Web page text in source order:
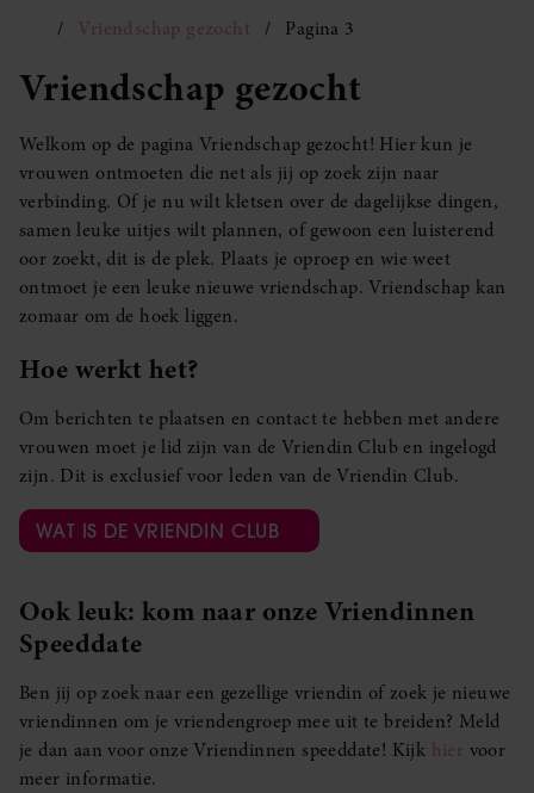
Vriendschap gezocht Pagina 3
Vriendschap gezocht
Welkom op de pagina Vriendschap gezocht! Hier kun je
vrouwen ontmoeten die net als jij op zoek zijn naar
verbinding. Of je nu wilt kletsen over de dagelijkse dingen,
samen leuke uitjes wilt plannen, of gewoon een luisterend
oor zoekt, dit is de plek. Plaats je oproep en wie weet
ontmoet je een leuke nieuwe vriendschap. Vriendschap kan
zomaar om de hoek liggen.
Hoe werkt het?
Om berichten te plaatsen en contact te hebben met andere
vrouwen moet je lid zijn van de Vriendin Club en ingelogd
zijn. Dit is exclusief voor leden van de Vriendin Club.
WAT IS DE VRIENDIN CLUB
Ook leuk: kom naar onze Vriendinnen
Speeddate
Ben jij op zoek naar een gezellige vriendin of zoek je nieuwe
vriendinnen om je vriendengroep mee uit te breiden? Meld
je dan aan voor onze Vriendinnen speeddate! Kijk hier voor
meer informatie.